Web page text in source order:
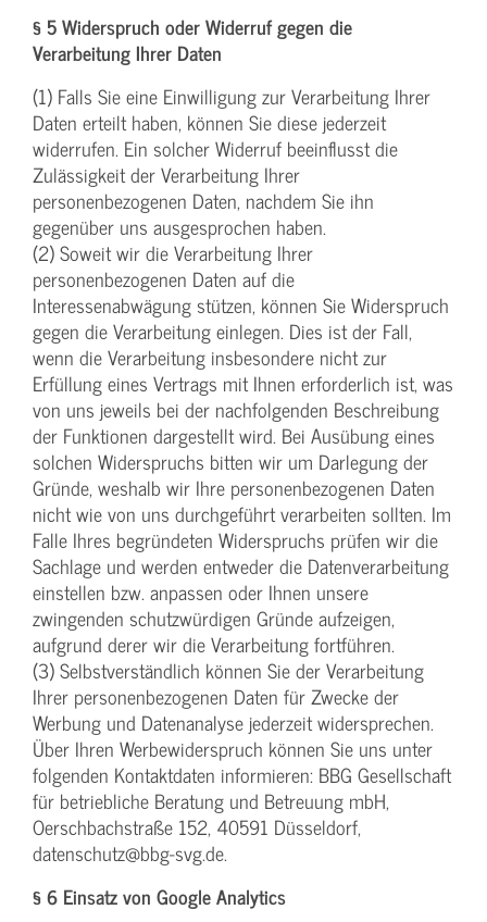
§ 5 Widerspruch oder Widerruf gegen die
Verarbeitung Ihrer Daten
(1) Falls Sie eine Einwilligung zur Verarbeitung Ihrer
Daten erteilt haben, können Sie diese jederzeit
widerrufen. Ein solcher Widerruf beeinflusst die
Zulässigkeit der Verarbeitung Ihrer
personenbezogenen Daten, nachdem Sie ihn
gegenüber uns ausgesprochen haben.
(2) Soweit wir die Verarbeitung Ihrer
personenbezogenen Daten auf die
Interessenabwägung stützen, können Sie Widerspruch
gegen die Verarbeitung einlegen. Dies ist der Fall,
wenn die Verarbeitung insbesondere nicht zur
Erfüllung eines Vertrags mit Ihnen erforderlich ist, was
von uns jeweils bei der nachfolgenden Beschreibung
der Funktionen dargestellt wird. Bei Ausübung eines
solchen Widerspruchs bitten wir um Darlegung der
Gründe, weshalb wir Ihre personenbezogenen Daten
nicht wie von uns durchgeführt verarbeiten sollten. Im
Falle Ihres begründeten Widerspruchs prüfen wir die
Sachlage und werden entweder die Datenverarbeitung
einstellen bzw. anpassen oder Ihnen unsere
zwingenden schutzwürdigen Gründe aufzeigen,
aufgrund derer wir die Verarbeitung fortführen.
(3) Selbstverständlich können Sie der Verarbeitung
Ihrer personenbezogenen Daten für Zwecke der
Werbung und Datenanalyse jederzeit widersprechen.
Über Ihren Werbewiderspruch können Sie uns unter
folgenden Kontaktdaten informieren: BBG Gesellschaft
für betriebliche Beratung und Betreuung mbH,
Oerschbachstraße 152, 40591 Düsseldorf,
datenschutz@bbg-svg.de.
§ 6 Einsatz von Google Analytics